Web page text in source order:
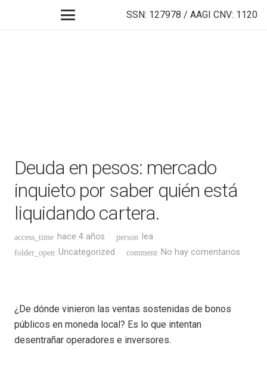
SSN: 127978 / AAGI CNV: 1120
Deuda en pesos: mercado
inquieto por saber quién está
liquidando cartera.
access_time hace 4 años person lea
folder_open Uncategorized comment No hay comentarios
¿De dónde vinieron las ventas sostenidas de bonos
públicos en moneda local? Es lo que intentan
desentrañar operadores e inversores.